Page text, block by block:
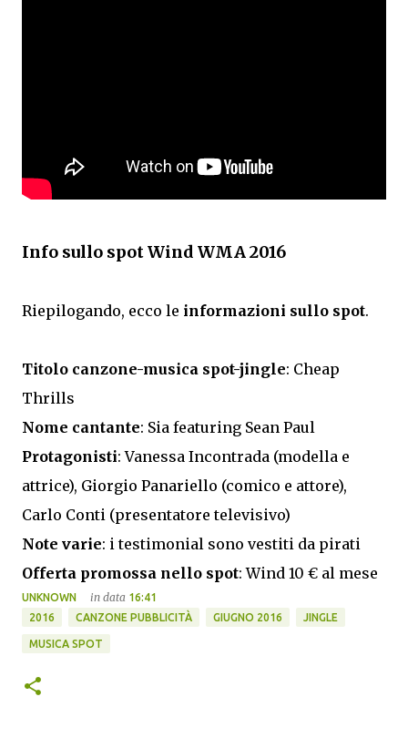
Info sullo spot Wind WMA 2016
Riepilogando, ecco le informazioni sullo spot.
Titolo canzone-musica spot-jingle: Cheap
Thrills
Nome cantante: Sia featuring Sean Paul
Protagonisti: Vanessa Incontrada (modella e
attrice), Giorgio Panariello (comico e attore),
Carlo Conti (presentatore televisivo)
Note varie: i testimonial sono vestiti da pirati
Offerta promossa nello spot: Wind 10 € al mese
UNKNOWN in data 16:41
2016
CANZONE PUBBLICITÀ GIUGNO 2016 JINGLE
MUSICA SPOT